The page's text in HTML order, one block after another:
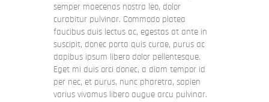
semper maecenas nostra leo, dolor
curabitur pulvinar. Commodo platea
faucibus duis lectus ac, egestas at ante in
suscipit, donec porta quis curae, purus ac
dapibus ipsum libero dolor pellentesque.
Eget mi duis orci donec, a diam tempor id
per nec, et purus, nunc pharetra, sapien
varius vivamus libero augue arcu pulvinar.